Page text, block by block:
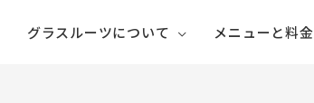
グラスルーツについて メニューと料金